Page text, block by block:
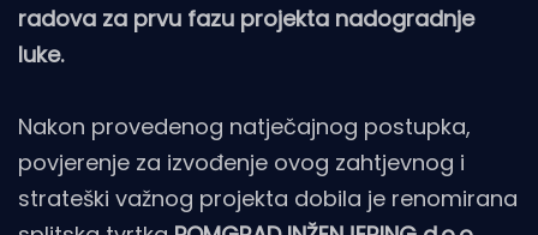
radova za prvu fazu projekta nadogradnje
luke.
Nakon provedenog natječajnog postupka,
povjerenje za izvođenje ovog zahtjevnog i
strateški važnog projekta dobila je renomirana